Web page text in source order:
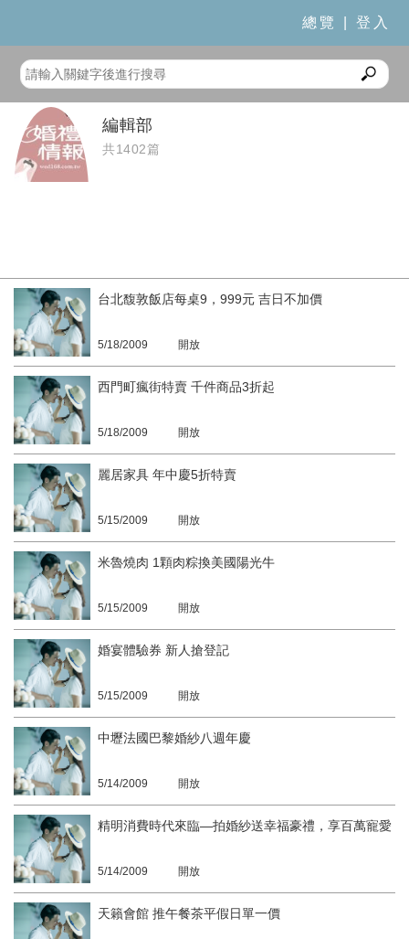
總覽 登入
編輯部
共1402篇
台北馥敦飯店每桌9，999元 吉日不加價
5/18/2009 開放
西門町瘋街特賣 千件商品3折起
5/18/2009 開放
麗居家具 年中慶5折特賣
5/15/2009 開放
米魯燒肉 1顆肉粽換美國陽光牛
5/15/2009 開放
婚宴體驗券 新人搶登記
5/15/2009 開放
中壢法國巴黎婚紗八週年慶
5/14/2009 開放
精明消費時代來臨—拍婚紗送幸福豪禮，享百萬寵愛
5/14/2009 開放
天籟會館 推午餐茶平假日單一價